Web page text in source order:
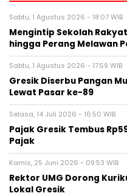
Sabtu, 1 Agustus 2026 - 18:07 WIB
Mengintip Sekolah
hingga Perang Melawan
Sabtu, 1 Agustus 2026 - 17:59 WIB
Gresik Diserbu Pangan
Lewat Pasar ke-89
Selasa, 14 Juli 2026 - 16:50 WIB
Pajak Gresik Tembus
Pajak
Kamis, 25 Juni 2026 - 09:53 WIB
Rektor UMG Dorong
Lokal Gresik